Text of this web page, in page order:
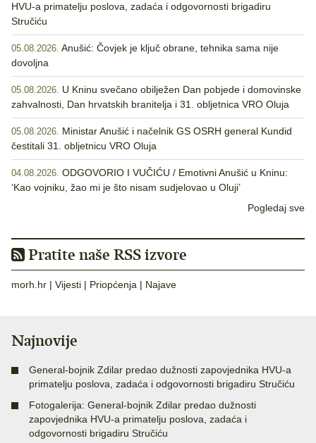
HVU-a primatelju poslova, zadaća i odgovornosti brigadiru
Stručiću
05.08.2026. Anušić: Čovjek je ključ obrane, tehnika sama nije
dovoljna
05.08.2026. U Kninu svečano obilježen Dan pobjede i domovinske
zahvalnosti, Dan hrvatskih branitelja i 31. obljetnica VRO Oluja
05.08.2026. Ministar Anušić i načelnik GS OSRH general Kundid
čestitali 31. obljetnicu VRO Oluja
04.08.2026. ODGOVORIO I VUČIĆU / Emotivni Anušić u Kninu:
‘Kao vojniku, žao mi je što nisam sudjelovao u Oluji’
Pogledaj sve
Pratite naše RSS izvore
morh.hr | Vijesti | Priopćenja | Najave
Najnovije
General-bojnik Zdilar predao dužnosti zapovjednika HVU-a
primatelju poslova, zadaća i odgovornosti brigadiru Stručiću
Fotogalerija: General-bojnik Zdilar predao dužnosti
zapovjednika HVU-a primatelju poslova, zadaća i
odgovornosti brigadiru Stručiću